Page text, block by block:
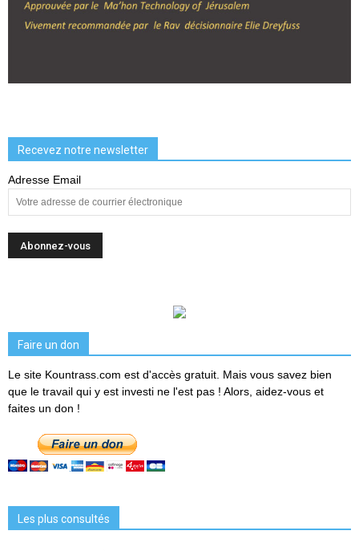
Recevez notre newsletter
Adresse Email
Faire un don
Le site Kountrass.com est d'accès gratuit. Mais vous savez bien
que le travail qui y est investi ne l'est pas ! Alors, aidez-vous et
faites un don !
Les plus consultés